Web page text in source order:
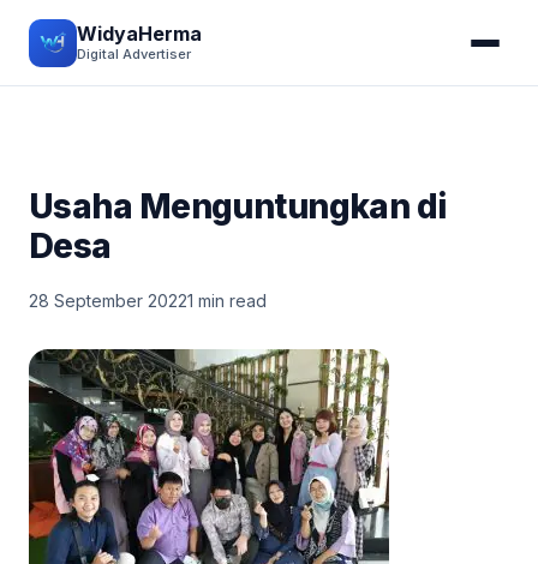
WidyaHerma
Digital Advertiser
Usaha Menguntungkan di
Desa
28 September 20221 min read